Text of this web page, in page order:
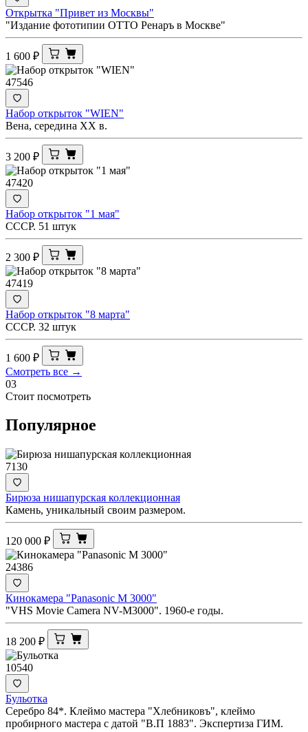
Открытка "Привет из Москвы"
"Издание фототипии ОТТО Ренаръ в Москве"
1 600 ₽
47546
Набор открыток "WIEN"
Вена, середина ХХ в.
3 200 ₽
47420
Набор открыток "1 мая"
СССР. 51 штук
2 300 ₽
47419
Набор открыток "8 марта"
СССР. 32 штук
1 600 ₽
Смотреть все →
03
Стоит посмотреть
Популярное
7130
Бирюза нишапурская коллекционная
Камень, уникальный своим размером.
120 000 ₽
24386
Кинокамера "Panasonic M 3000"
"VHS Movie Camera NV-M3000". 1960-е годы.
18 200 ₽
10540
Бульотка
Серебро 84*. Клеймо мастера "Хлебниковъ", клеймо
пробирного мастера с датой "В.П 1883". Экспертиза ГИМ.